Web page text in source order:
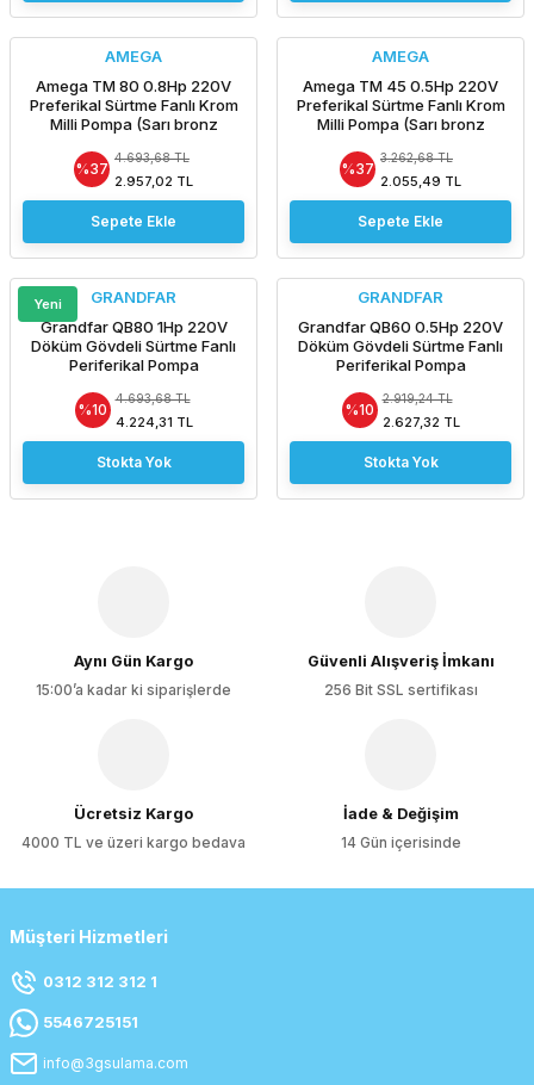
AMEGA
Amega TM 80 0.8Hp 220V
Preferikal Sürtme Fanlı Krom
Milli Pompa (Sarı bronz
%37
4.693,68 TL
2.957,02 TL
Sepete Ekle
AMEGA
Amega TM 45 0.5Hp 220V
Preferikal Sürtme Fanlı Krom
Milli Pompa (Sarı bronz
%37
3.262,68 TL
2.055,49 TL
Sepete Ekle
Yeni
GRANDFAR
Grandfar QB80 1Hp 220V
Döküm Gövdeli Sürtme Fanlı
Periferikal Pompa
%10
4.693,68 TL
4.224,31 TL
Stokta Yok
GRANDFAR
Grandfar QB60 0.5Hp 220V
Döküm Gövdeli Sürtme Fanlı
Periferikal Pompa
%10
2.919,24 TL
2.627,32 TL
Stokta Yok
Aynı Gün Kargo
15:00’a kadar ki siparişlerde
Güvenli Alışveriş İmkanı
256 Bit SSL sertifikası
Ücretsiz Kargo
4000 TL ve üzeri kargo bedava
İade & Değişim
14 Gün içerisinde
Müşteri Hizmetleri
0312 312 312 1
5546725151
info@3gsulama.com